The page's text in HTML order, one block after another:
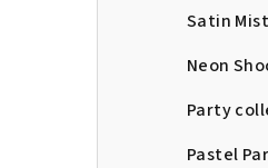
Satin
Neon
Party
Pastel